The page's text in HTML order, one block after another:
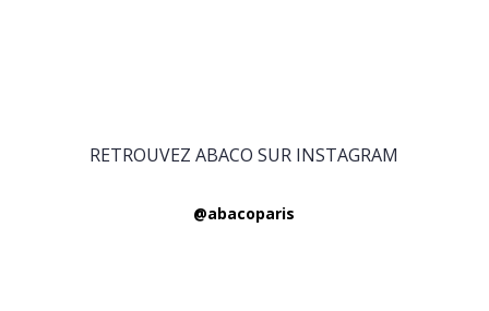
RETROUVEZ ABACO SUR INSTAGRAM
@abacoparis